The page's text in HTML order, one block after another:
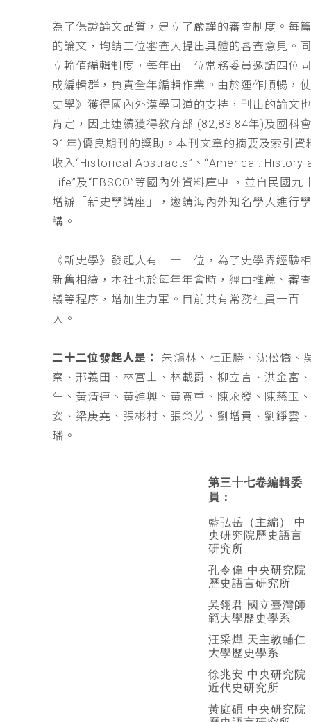
為了保證論文品質，建立了嚴謹的審查制度。每
的論文，均請二位審查人提出具體的審查意見。
立輪值編輯制度，每年由一位常務委員邀請四位
成編輯群，負責全年編輯作業。由於運作順暢，
史學》獲得國內外漢學同道的支持，刊出的論文
肯定，因此連續獲得教育部 (82,83,84年)及國科
91年)優良期刊的獎助。本刊文章的摘要及索引資
收入“Historical Abstracts”、“America : History
Life”及“EBSCO”等國內外資料庫中 ，並自民國九
增辦「新史學講座」，邀請海內外知名學人進行
講。
《新史學》發起人有二十二位，為了史學界經驗
新舊相續，本社也於每年年會時，經由推薦、審
議等程序，增加生力軍。目前共有常務社員一百
人。
二十二位發起人是：
朱鴻林、杜正勝、沈松僑、
察、邢義田、林富士、林載爵、柳立言、洪金富
生、黃清連、黃進興、黃寬重、陳永發、陳慈玉
姿、梁庚堯、張彬村、張榮芳、劉增貴、劉錚雲
璠。
第三十七卷編輯委
員：
藍弘岳（主編） 中
央研究院歷史語言
研究所
孔令偉 中央研究院
歷史語言研究所
吳翎君 國立臺灣師
範大學歷史學系
汪采燁 天主教輔仁
大學歷史學系
徐兆安 中央研究院
近代史研究所
黃庭碩 中央研究院